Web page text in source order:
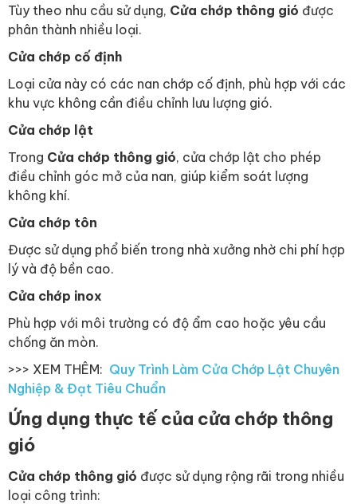
Tùy theo nhu cầu sử dụng, Cửa chớp thông gió được
phân thành nhiều loại.
Cửa chớp cố định
Loại cửa này có các nan chớp cố định, phù hợp với các
khu vực không cần điều chỉnh lưu lượng gió.
Cửa chớp lật
Trong Cửa chớp thông gió, cửa chớp lật cho phép
điều chỉnh góc mở của nan, giúp kiểm soát lượng
không khí.
Cửa chớp tôn
Được sử dụng phổ biến trong nhà xưởng nhờ chi phí hợp
lý và độ bền cao.
Cửa chớp inox
Phù hợp với môi trường có độ ẩm cao hoặc yêu cầu
chống ăn mòn.
>>> XEM THÊM: Quy Trình Làm Cửa Chớp Lật Chuyên
Nghiệp & Đạt Tiêu Chuẩn
Ứng dụng thực tế của cửa chớp thông
gió
Cửa chớp thông gió được sử dụng rộng rãi trong nhiều
loại công trình: